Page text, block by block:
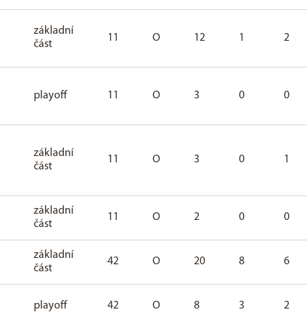
základní
část
11 O 12 1 2
playoff 11 O 3 0 0
základní
část
11 O 3 0 1
základní
část
11 O 2 0 0
základní
část
42 O 20 8 6
playoff 42 O 8 3 2